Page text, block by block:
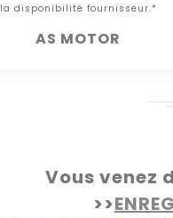
la disponibilité fournisseur.*
AS MOTOR
Vous venez
>>